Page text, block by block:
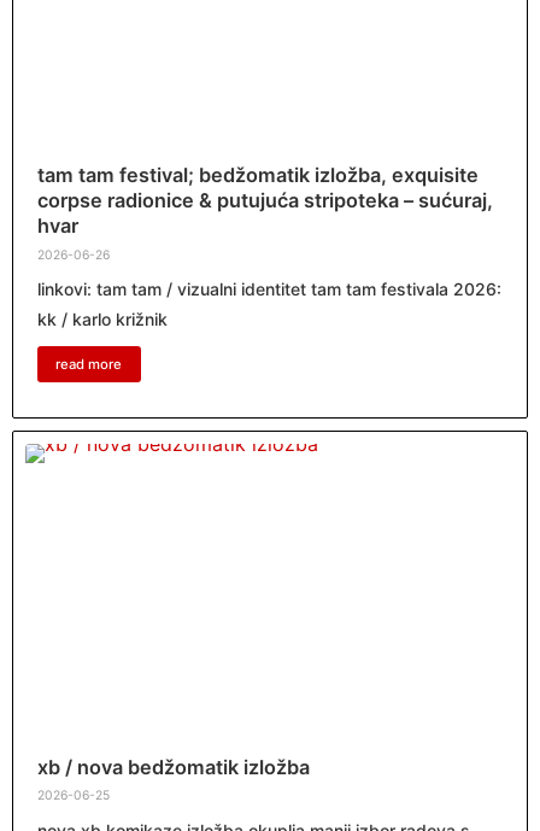
tam tam festival; bedžomatik izložba, exquisite
corpse radionice & putujuća stripoteka – sućuraj,
hvar
2026-06-26
linkovi: tam tam / vizualni identitet tam tam festivala 2026:
kk / karlo križnik
read more
xb / nova bedžomatik izložba
2026-06-25